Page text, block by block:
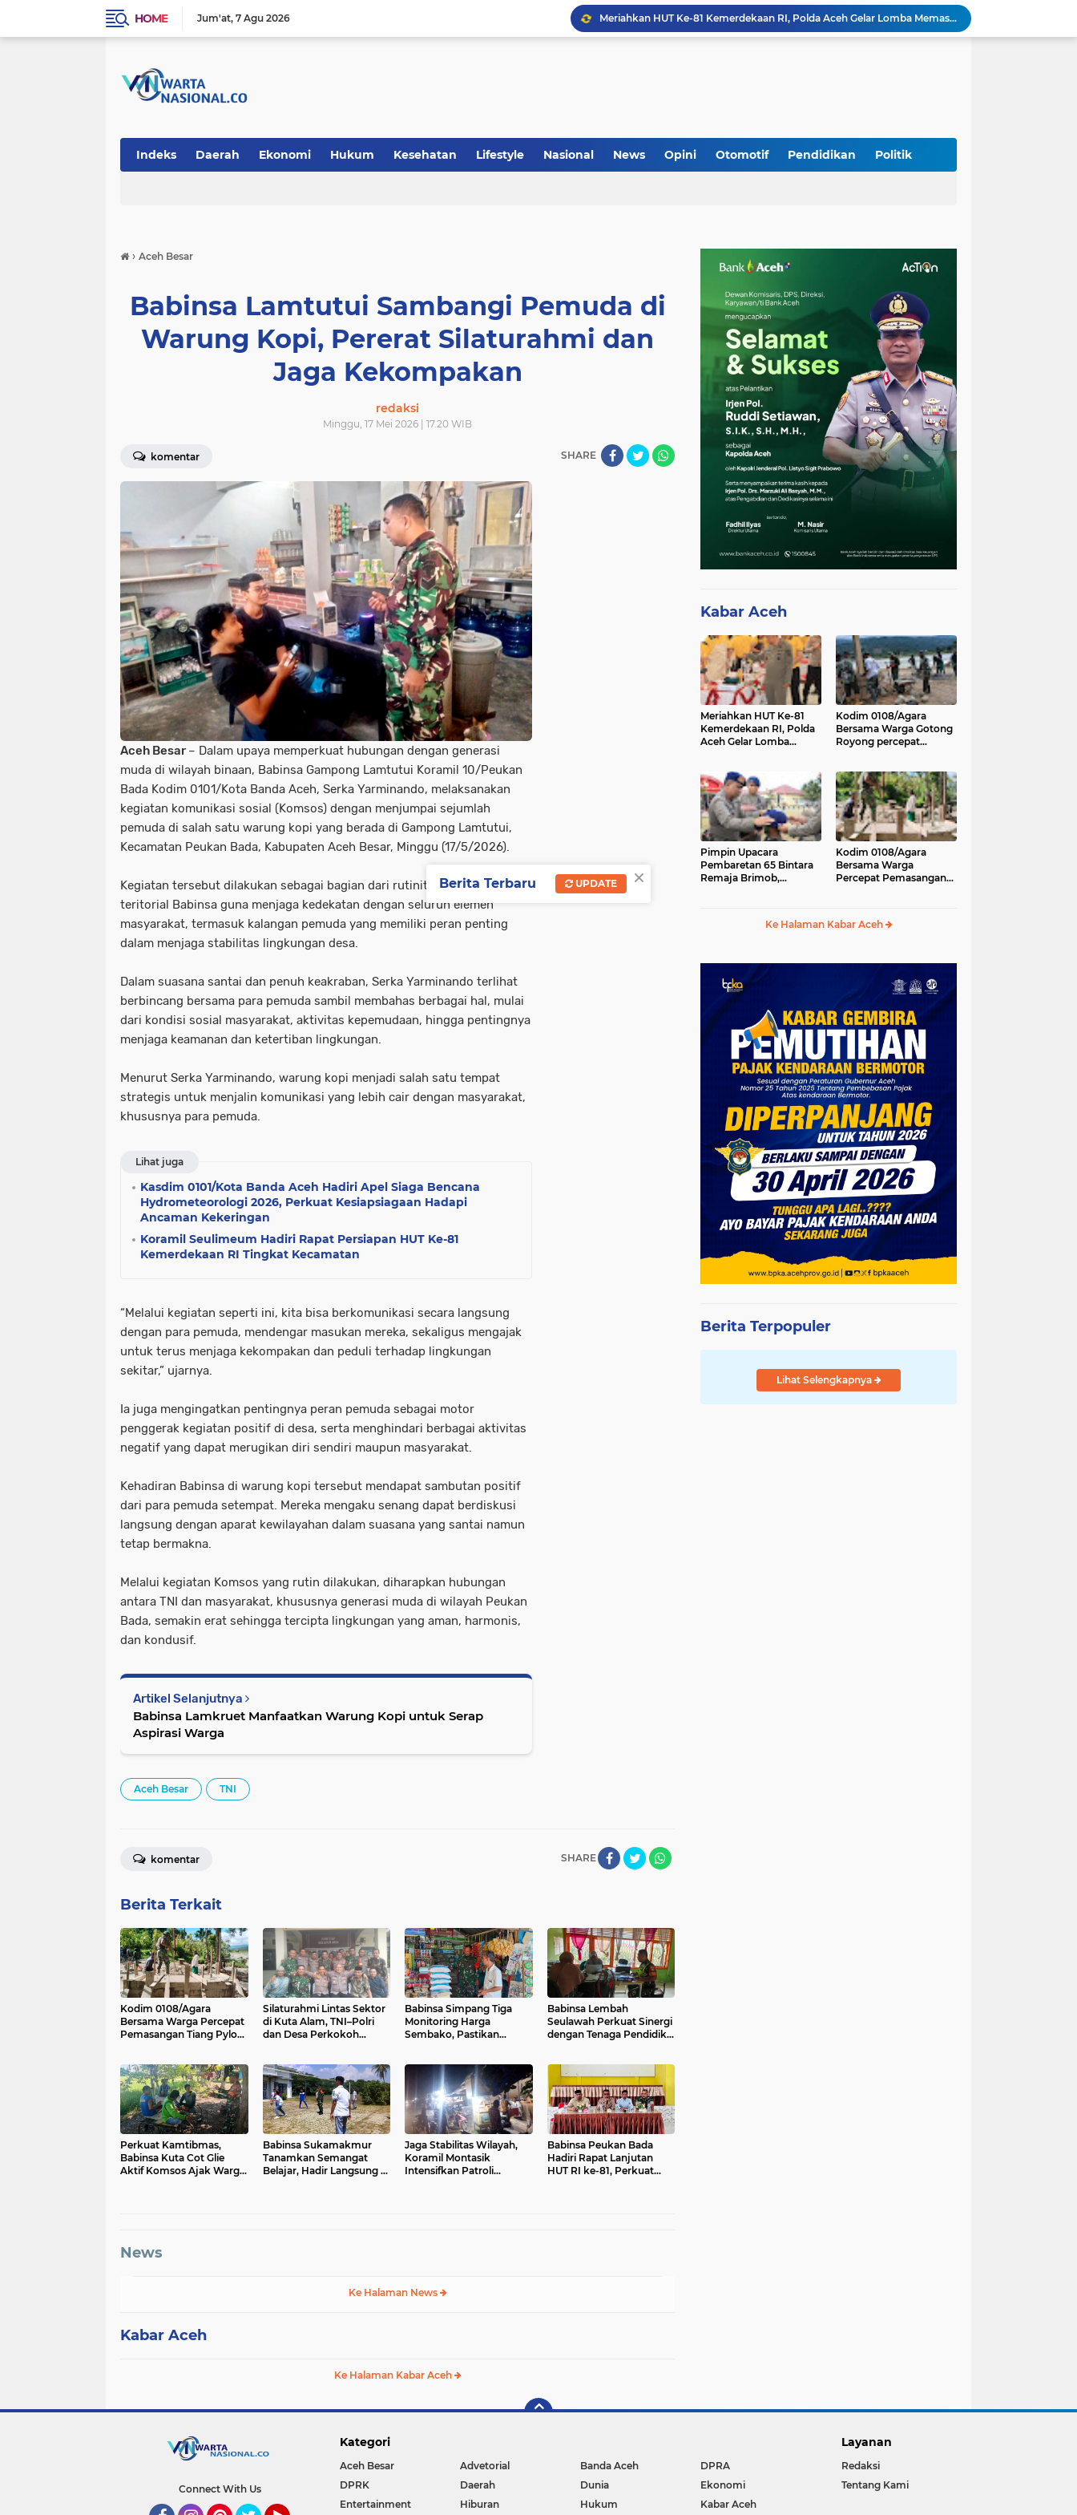
HOME Jum'at 7 Agu 2026
Meriahkan HUT Ke-81 Kemerdekaan RI, Polda Aceh Gelar Lomba Memasak Nasi Goreng dan Aneka Minuman
Babinsa Simpang Tiga Monitoring Harga Sembako, Pastikan Stabilitas dan Ketersediaan Bahan Pokok
Kodim 0108/Agara Bersama Warga Percepat Pemasangan Tiang Pylon Jembatan Gantung di Desa Lawe Ger-Ger Aceh Tenggara
Indeks Daerah Ekonomi Hukum Kesehatan Lifestyle Nasional News Opini Otomotif Pendidikan Politik
› Aceh Besar
Babinsa Lamtutui Sambangi Pemuda di
Warung Kopi, Pererat Silaturahmi dan
Jaga Kekompakan
redaksi
Minggu, 17 Mei 2026 | 17.20 WIB
komentar SHARE
Aceh Besar – Dalam upaya memperkuat hubungan dengan generasi
muda di wilayah binaan, Babinsa Gampong Lamtutui Koramil 10/Peukan
Bada Kodim 0101/Kota Banda Aceh, Serka Yarminando, melaksanakan
kegiatan komunikasi sosial (Komsos) dengan menjumpai sejumlah
pemuda di salah satu warung kopi yang berada di Gampong Lamtutui,
Kecamatan Peukan Bada, Kabupaten Aceh Besar, Minggu (17/5/2026).
Kegiatan tersebut dilakukan sebagai bagian dari rutinitas pembinaan
teritorial Babinsa guna menjaga kedekatan dengan seluruh elemen
masyarakat, termasuk kalangan pemuda yang memiliki peran penting
dalam menjaga stabilitas lingkungan desa.
Dalam suasana santai dan penuh keakraban, Serka Yarminando terlihat
berbincang bersama para pemuda sambil membahas berbagai hal, mulai
dari kondisi sosial masyarakat, aktivitas kepemudaan, hingga pentingnya
menjaga keamanan dan ketertiban lingkungan.
Menurut Serka Yarminando, warung kopi menjadi salah satu tempat
strategis untuk menjalin komunikasi yang lebih cair dengan masyarakat,
khususnya para pemuda.
Lihat juga
Kasdim 0101/Kota Banda Aceh Hadiri Apel Siaga Bencana
Hydrometeorologi 2026, Perkuat Kesiapsiagaan Hadapi
Ancaman Kekeringan
Koramil Seulimeum Hadiri Rapat Persiapan HUT Ke-81
Kemerdekaan RI Tingkat Kecamatan
“Melalui kegiatan seperti ini, kita bisa berkomunikasi secara langsung
dengan para pemuda, mendengar masukan mereka, sekaligus mengajak
untuk terus menjaga kekompakan dan peduli terhadap lingkungan
sekitar,” ujarnya.
Ia juga mengingatkan pentingnya peran pemuda sebagai motor
penggerak kegiatan positif di desa, serta menghindari berbagai aktivitas
negatif yang dapat merugikan diri sendiri maupun masyarakat.
Kehadiran Babinsa di warung kopi tersebut mendapat sambutan positif
dari para pemuda setempat. Mereka mengaku senang dapat berdiskusi
langsung dengan aparat kewilayahan dalam suasana yang santai namun
tetap bermakna.
Melalui kegiatan Komsos yang rutin dilakukan, diharapkan hubungan
antara TNI dan masyarakat, khususnya generasi muda di wilayah Peukan
Bada, semakin erat sehingga tercipta lingkungan yang aman, harmonis,
dan kondusif.
Artikel Selanjutnya
Babinsa Lamkruet Manfaatkan Warung Kopi untuk Serap
Aspirasi Warga
Aceh Besar TNI
SHARE
komentar
Berita Terkait
Kodim 0108/Agara
Bersama Warga Percepat
Pemasangan Tiang Pylon
Tenggara
Silaturahmi Lintas Sektor
di Kuta Alam, TNI–Polri
dan Desa Perkokoh
Babinsa Simpang Tiga
Monitoring Harga
Sembako, Pastikan
Pokok
Babinsa Lembah
Seulawah Perkuat Sinergi
dengan Tenaga Pendidik,
Bahaya Narkoba
Perkuat Kamtibmas,
Babinsa Kuta Cot Glie
Aktif Komsos Ajak Warga
Babinsa Sukamakmur
Tanamkan Semangat
Belajar, Hadir Langsung di
Jaga Stabilitas Wilayah,
Koramil Montasik
Intensifkan Patroli
Babinsa Peukan Bada
Hadiri Rapat Lanjutan
HUT RI ke-81, Perkuat
News
Ke Halaman News
Kabar Aceh
Ke Halaman Kabar Aceh
Kabar Aceh
Meriahkan HUT Ke-81
Kemerdekaan RI, Polda
Aceh Gelar Lomba
Kodim 0108/Agara
Bersama Warga Gotong
Royong percepat
Desa Gulo Aceh
Tenggara
Pimpin Upacara
Pembaretan 65 Bintara
Remaja Brimob,
Kodim 0108/Agara
Bersama Warga
Percepat Pemasangan
Ke Halaman Kabar Aceh
Berita Terpopuler
Lihat Selengkapnya
Connect With Us
Kategori
Aceh Besar Advetorial Banda Aceh
DPRA
DPRK
Daerah Dunia
Ekonomi
Entertainment
Hiburan Hukum Kabar Aceh
Layanan
Redaksi
Tentang Kami
×
Berita Terbaru UPDATE